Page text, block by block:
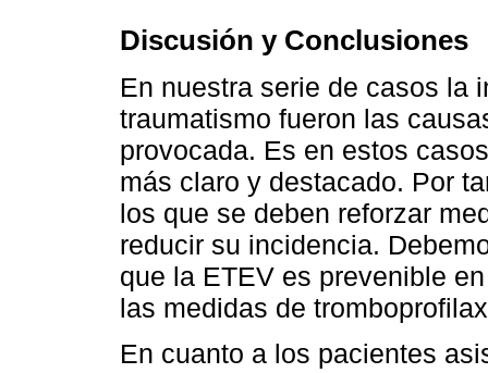
Discusión y Conclusiones
En nuestra serie de casos la
traumatismo fueron las
provocada. Es en estos
más claro y destacado. Por
los que se deben reforzar
reducir su incidencia.
que la ETEV es prevenible
las medidas de
En cuanto a los pacientes